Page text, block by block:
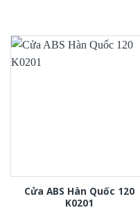
Cửa ABS Hàn Quốc 120
K0201